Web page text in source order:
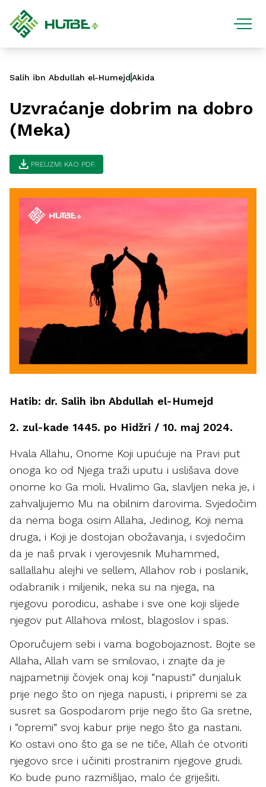
Salih ibn Abdullah el-HumejdAkida
Uzvraćanje dobrim na dobro
(Meka)
download PREUZMI KAO PDF.
Hatib: dr. Salih ibn Abdullah el-Humejd
2. zul-kade 1445. po Hidžri / 10. maj 2024.
Hvala Allahu, Onome Koji upućuje na Pravi put
onoga ko od Njega traži uputu i uslišava dove
onome ko Ga moli. Hvalimo Ga, slavljen neka je, i
zahvaljujemo Mu na obilnim darovima. Svjedočim
da nema boga osim Allaha, Jedinog, Koji nema
druga, i Koji je dostojan obožavanja, i svjedočim
da je naš prvak i vjerovjesnik Muhammed,
sallallahu alejhi ve sellem, Allahov rob i poslanik,
odabranik i miljenik, neka su na njega, na
njegovu porodicu, ashabe i sve one koji slijede
njegov put Allahova milost, blagoslov i spas.
Oporučujem sebi i vama bogobojaznost. Bojte se
Allaha, Allah vam se smilovao, i znajte da je
najpametniji čovjek onaj koji “napusti” dunjaluk
prije nego što on njega napusti, i pripremi se za
susret sa Gospodarom prije nego što Ga sretne,
i “opremi” svoj kabur prije nego što ga nastani.
Ko ostavi ono što ga se ne tiče, Allah će otvoriti
njegovo srce i učiniti prostranim njegove grudi.
Ko bude puno razmišljao, malo će griješiti.